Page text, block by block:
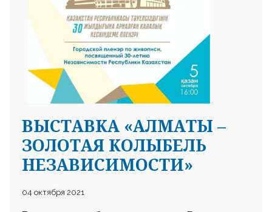
ВЫСТАВКА «АЛМАТЫ –
ЗОЛОТАЯ КОЛЫБЕЛЬ
НЕЗАВИСИМОСТИ»
04 октября 2021